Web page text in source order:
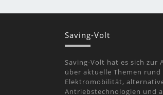
Saving-Volt
Saving-Volt hat es sich zur
über aktuelle Themen rund
Elektromobilität,
Antriebstechnologien und